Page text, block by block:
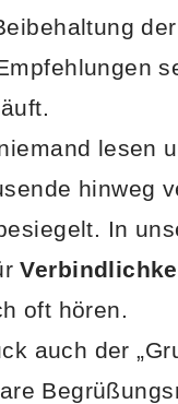
lesen
hinweg
In
oft hören.
auch der